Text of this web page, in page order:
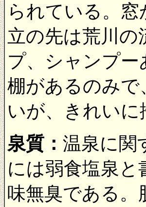
られている。
立の先は荒川
プ、シャンプ
棚があるのみで
いが、きれい
泉質： 温泉に関
には弱食塩泉
味無臭である。